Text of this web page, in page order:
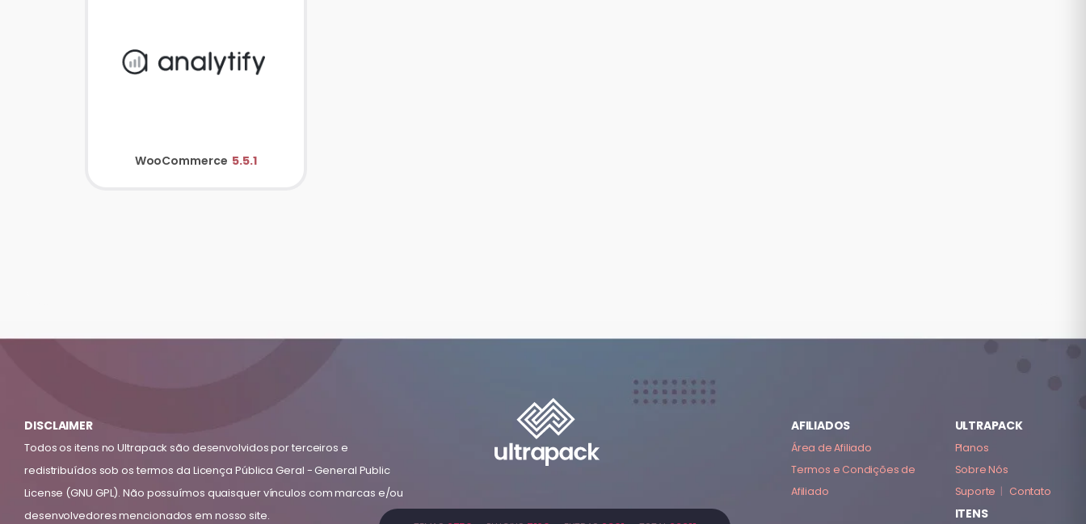
WooCommerce 5.5.1
DISCLAIMER
Todos os itens no Ultrapack são desenvolvidos por terceiros e
redistribuídos sob os termos da Licença Pública Geral - General Public
License (GNU GPL). Não possuímos quaisquer vínculos com marcas e/ou
desenvolvedores mencionados em nosso site.
AFILIADOS
Área de Afiliado
Termos e Condições de
Afiliado
ULTRAPACK
Planos
Sobre Nós
Suporte | Contato
ITENS